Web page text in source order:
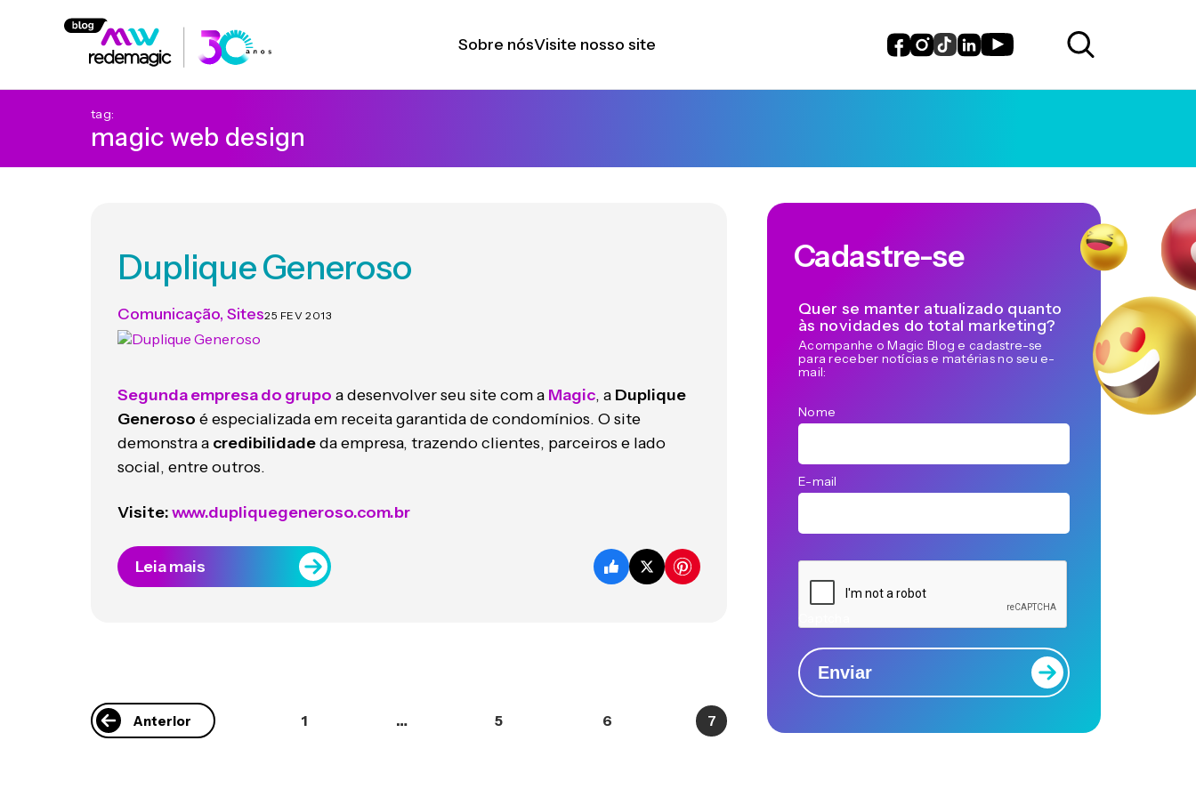
Sobre nósVisite nosso site
tag:
magic web design
Duplique Generoso
Comunicação, Sites25 FEV 2013
Segunda empresa do grupo a desenvolver seu site com a Magic, a Duplique
Generoso é especializada em receita garantida de condomínios. O site
demonstra a credibilidadeda empresa, trazendo clientes, parceiros e lado
social, entre outros.
Visite:www.dupliquegeneroso.com.br
Leia mais
Anterior 1 … 5 6 7
Cadastre-se
Quer se manter atualizado quanto
às novidades do total marketing?
Acompanhe o Magic Blog e cadastre-se
para receber notícias e matérias no seu e-
mail:
Nome
E-mail
Enviar